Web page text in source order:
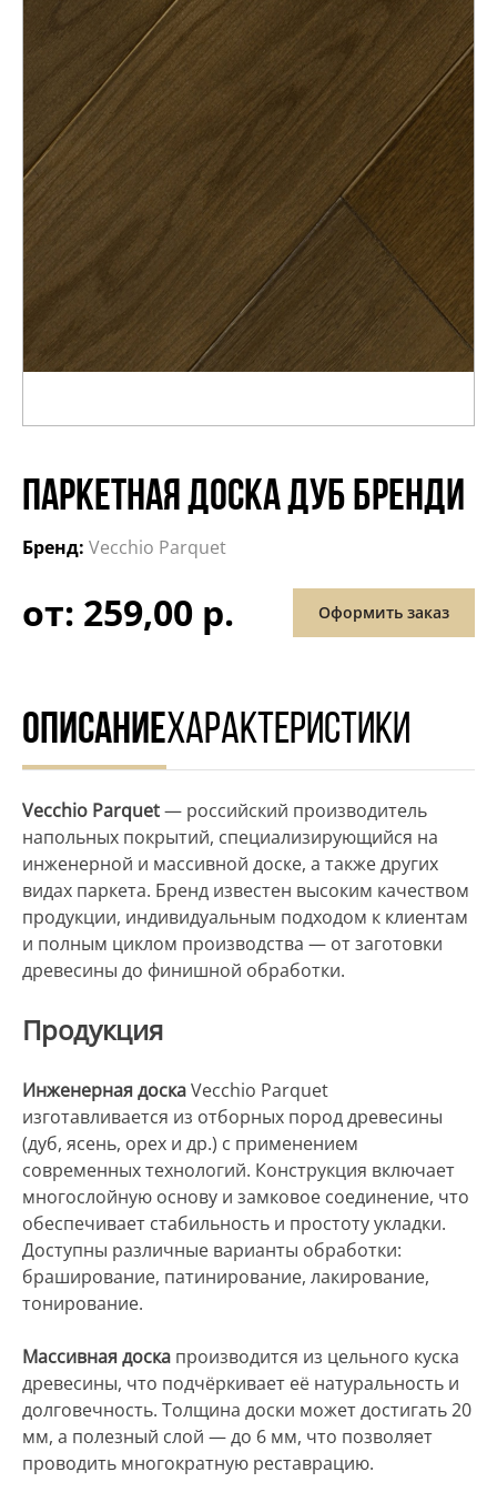
ПАРКЕТНАЯ ДОСКА ДУБ БРЕНДИ
Бренд: Vecchio Parquet
от: 259,00 р. Оформить заказ
ОПИСАНИЕХАРАКТЕРИСТИКИ
Vecchio Parquet— российский производитель
напольных покрытий, специализирующийся на
инженерной и массивной доске, а также других
видах паркета. Бренд известен высоким качеством
продукции, индивидуальным подходом к клиентам
и полным циклом производства — от заготовки
древесины до финишной обработки.
Продукция
Инженерная доскаVecchio Parquet
изготавливается из отборных пород древесины
(дуб, ясень, орех и др.) с применением
современных технологий. Конструкция включает
многослойную основу и замковое соединение, что
обеспечивает стабильность и простоту укладки.
Доступны различные варианты обработки:
браширование, патинирование, лакирование,
тонирование.
Массивная доска производится из цельного куска
древесины, что подчёркивает её натуральность и
долговечность. Толщина доски может достигать 20
мм, а полезный слой — до 6 мм, что позволяет
проводить многократную реставрацию.
Распродажа